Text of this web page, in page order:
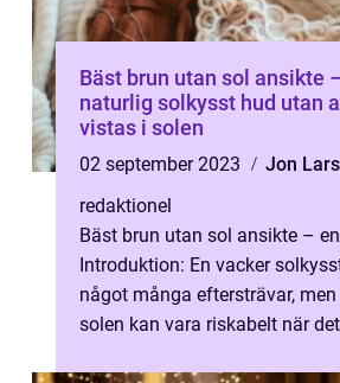
Bäst brun utan sol ansikte
naturlig solkysst hud utan
vistas i solen
02 september 2023
Jon
redaktionel
Bäst brun utan sol ansikte –
Introduktion: En vacker
något många eftersträvar,
solen kan vara riskabelt när